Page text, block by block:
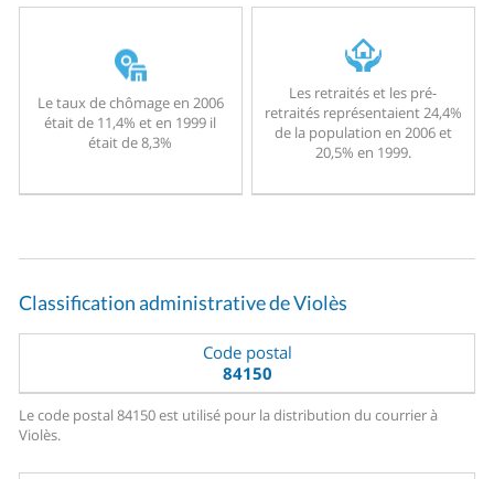
Le taux de chômage en 2006
était de 11,4% et en 1999 il
était de 8,3%
Les retraités et les pré-
retraités représentaient 24,4%
de la population en 2006 et
20,5% en 1999.
Classification administrative de Violès
Code postal
84150
Le code postal 84150 est utilisé pour la distribution du courrier à
Violès.